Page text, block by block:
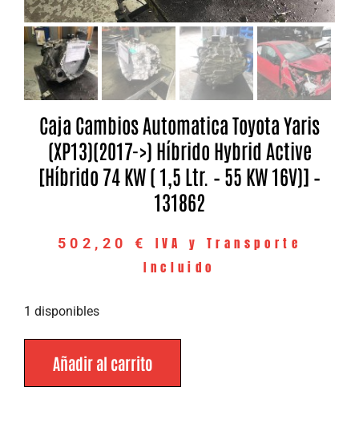
Caja Cambios Automatica Toyota Yaris
(XP13)(2017->) Híbrido Hybrid Active
[Híbrido 74 KW ( 1,5 Ltr. – 55 KW 16V)] –
131862
502,20 €
IVA y Transporte
Incluido
1 disponibles
Añadir al carrito